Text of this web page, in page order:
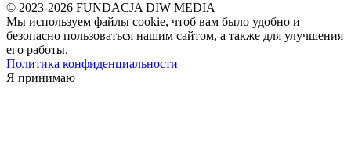
© 2023-2026 FUNDACJA DIW MEDIA
Мы используем файлы cookie, чтоб вам было удобно и
безопасно пользоваться нашим сайтом, а также для улучшения
его работы.
Политика конфиденциальности
Я принимаю